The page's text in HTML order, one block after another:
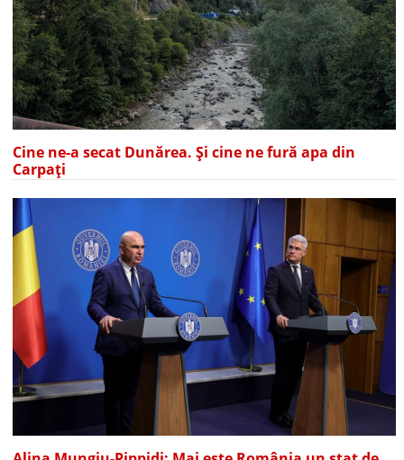
Cine ne-a secat Dunărea. Și cine ne fură apa din
Carpați